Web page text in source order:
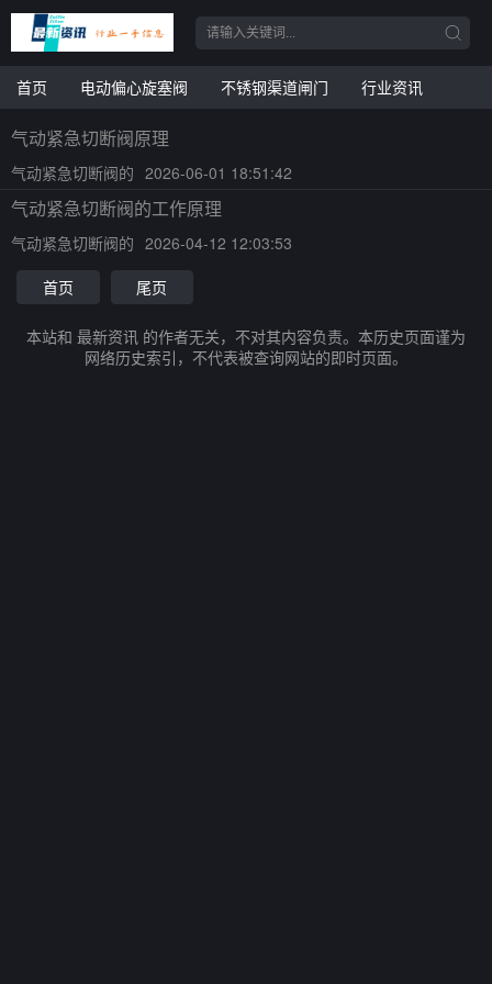
首页 电动偏心旋塞阀 不锈钢渠道闸门 行业资讯
气动紧急切断阀原理
气动紧急切断阀的 2026-06-01 18:51:42
气动紧急切断阀的工作原理
气动紧急切断阀的 2026-04-12 12:03:53
首页
尾页
本站和 最新资讯 的作者无关，不对其内容负责。本历史页面谨为
网络历史索引，不代表被查询网站的即时页面。